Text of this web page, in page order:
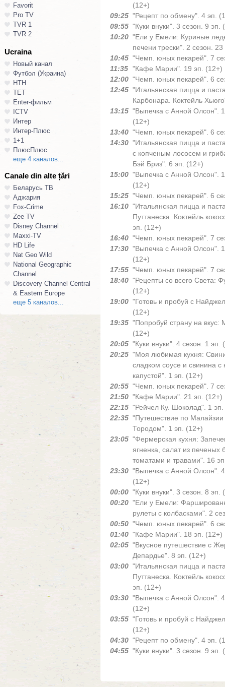
Favorit
Pro TV
TVR 1
TVR 2
Ucraina
Новый канал
Футбол (Украина)
НТН
ТЕТ
Enter-фильм
ICTV
Интер
Интер-Плюс
1+1
ПлюсПлюс
еще 4 каналов...
Canale din alte țări
Беларусь ТВ
Аджария
Fox-Crime
Zee TV
Disney Channel
Maxxi-TV
HD Life
Nat Geo Wild
National Geographic
Channel
Discovery Channel Central
& Eastern Europe
еще 5 каналов...
(12+)
09:25 "Рецепт по обмену". 4 эп.
09:55 "Куки внуки". 3 сезон. 9 эп.
10:20 "Ели у Емели: Куриные
печени трески". 2 сезон.
10:45 "Чемп. юных пекарей". 7
11:35 "Кафе Марии". 19 эп. (12+)
12:00 "Чемп. юных пекарей". 6
12:45 "Итальянская пицца и
Карбонара. Коктейль
13:15 "Выпечка с Анной Олсон".
(12+)
13:40 "Чемп. юных пекарей". 6
14:30 "Итальянская пицца и
с копченым лососем и
Бэй Бриз". 6 эп. (12+)
15:00 "Выпечка с Анной Олсон".
(12+)
15:25 "Чемп. юных пекарей". 6
16:10 "Итальянская пицца и
Путтанеска. Коктейль
эп. (12+)
16:40 "Чемп. юных пекарей". 7
17:30 "Выпечка с Анной Олсон".
(12+)
17:55 "Чемп. юных пекарей". 7
18:40 "Рецепты со всего Света:
(12+)
19:00 "Готовь и пробуй с
(12+)
19:35 "Попробуй страну на вкус:
(12+)
20:05 "Куки внуки". 4 сезон. 1 эп.
20:25 "Моя любимая кухня:
сладком соусе и свинина с
капустой". 1 эп. (12+)
20:55 "Чемп. юных пекарей". 7
21:50 "Кафе Марии". 21 эп. (12+)
22:15 "Рейчел Ку. Шоколад". 1
22:35 "Путешествие по
Тородом". 1 эп. (12+)
23:05 "Фермерская кухня:
ягненка, салат из печеных
томатами и травами". 16
23:30 "Выпечка с Анной Олсон".
(12+)
00:00 "Куки внуки". 3 сезон. 8 эп.
00:20 "Ели у Емели:
рулеты с колбасками". 2
00:50 "Чемп. юных пекарей". 6
01:40 "Кафе Марии". 18 эп. (12+)
02:05 "Вкусное путешествие с
Депардье". 8 эп. (12+)
03:00 "Итальянская пицца и
Путтанеска. Коктейль
эп. (12+)
03:30 "Выпечка с Анной Олсон".
(12+)
03:55 "Готовь и пробуй с
(12+)
04:30 "Рецепт по обмену". 4 эп.
04:55 "Куки внуки". 3 сезон. 9 эп.